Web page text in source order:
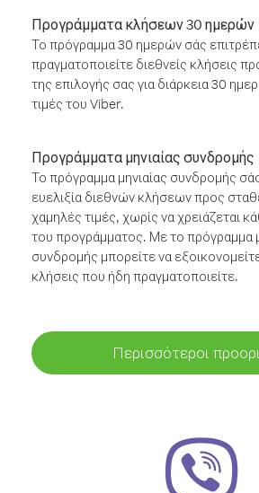
Προγράμματα κλήσεων 30 ημερών
Το πρόγραμμα 30 ημερών σάς
πραγματοποιείτε διεθνείς κλήσεις
της επιλογής σας για διάρκεια 30
τιμές του Viber.
Προγράμματα μηνιαίας συνδρομής
Το πρόγραμμα μηνιαίας συνδρομής
ευελιξία διεθνών κλήσεων προς
χαμηλές τιμές, χωρίς να χρειάζεται
του προγράμματος. Με το πρόγραμμα
συνδρομής μπορείτε να
κλήσεις που ήδη πραγματοποιείτε.
Περισσότεροι